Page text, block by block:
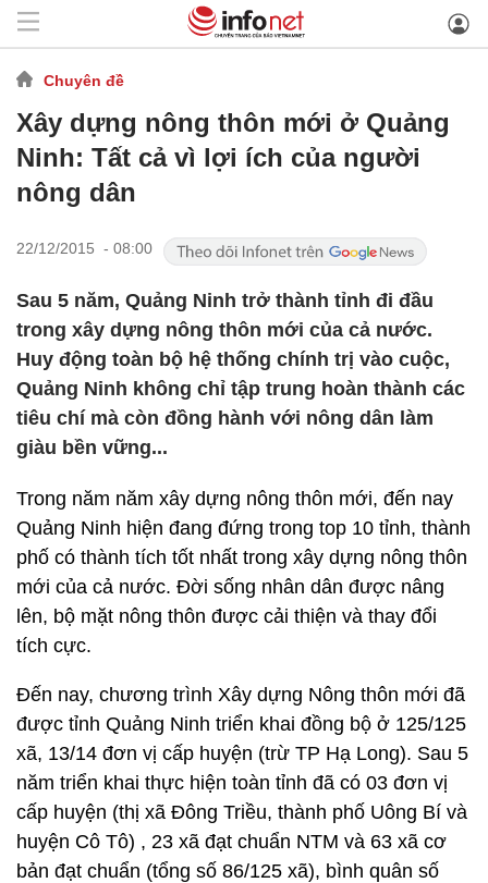
Chuyên đề
Xây dựng nông thôn mới ở Quảng
Ninh: Tất cả vì lợi ích của người
nông dân
22/12/2015 - 08:00
Sau 5 năm, Quảng Ninh trở thành tỉnh đi đầu
trong xây dựng nông thôn mới của cả nước.
Huy động toàn bộ hệ thống chính trị vào cuộc,
Quảng Ninh không chỉ tập trung hoàn thành các
tiêu chí mà còn đồng hành với nông dân làm
giàu bền vững...
Trong năm năm xây dựng nông thôn mới, đến nay
Quảng Ninh hiện đang đứng trong top 10 tỉnh, thành
phố có thành tích tốt nhất trong xây dựng nông thôn
mới của cả nước. Đời sống nhân dân được nâng
lên, bộ mặt nông thôn được cải thiện và thay đổi
tích cực.
Đến nay, chương trình Xây dựng Nông thôn mới đã
được tỉnh Quảng Ninh triển khai đồng bộ ở 125/125
xã, 13/14 đơn vị cấp huyện (trừ TP Hạ Long). Sau 5
năm triển khai thực hiện toàn tỉnh đã có 03 đơn vị
cấp huyện (thị xã Đông Triều, thành phố Uông Bí và
huyện Cô Tô) , 23 xã đạt chuẩn NTM và 63 xã cơ
bản đạt chuẩn (tổng số 86/125 xã), bình quân số